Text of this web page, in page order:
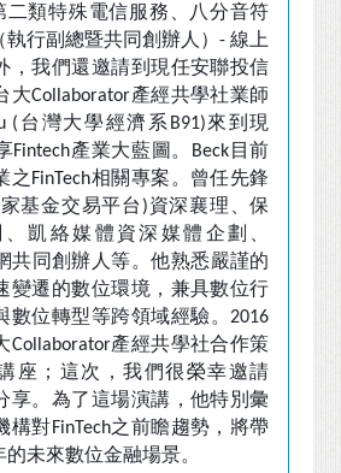
二類特殊電信服務、八分音符
執行副總暨共同創辦人）-線上
，我們還邀請到現任安聯投信
大Collaborator產經共學社業師
( 台灣大學經濟系 B91)來到現
Fintech產業大藍圖。 Beck 目前
之 FinTech相關專案。曾任先鋒
基金交易平台 )資深襄理、保
凱絡媒體資深媒體企劃、
共同創辦人等。他熟悉嚴謹的
變遷的數位環境，兼具數位行
數位轉型等跨領域經驗。 2016
Collaborator產經共學社合作策
座；這次，我們很榮幸邀請
享。為了這場演講，他特別彙
構對FinTech之前瞻趨勢，將帶
的未來數位金融場景。